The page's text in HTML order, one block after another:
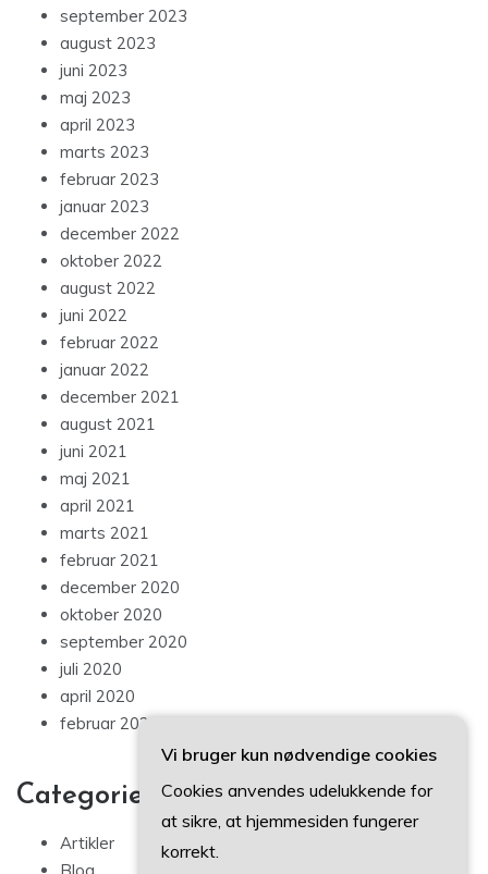
september 2023
august 2023
juni 2023
maj 2023
april 2023
marts 2023
februar 2023
januar 2023
december 2022
oktober 2022
august 2022
juni 2022
februar 2022
januar 2022
december 2021
august 2021
juni 2021
maj 2021
april 2021
marts 2021
februar 2021
december 2020
oktober 2020
september 2020
juli 2020
april 2020
februar 2020
Categories
Artikler
Vi bruger kun nødvendige cookies
Cookies anvendes udelukkende for
at sikre, at hjemmesiden fungerer
korrekt.